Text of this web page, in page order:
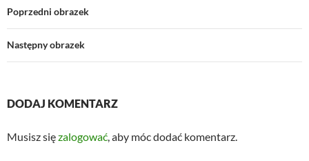
Poprzedni obrazek
Następny obrazek
DODAJ KOMENTARZ
Musisz sięzalogować, aby móc dodać komentarz.